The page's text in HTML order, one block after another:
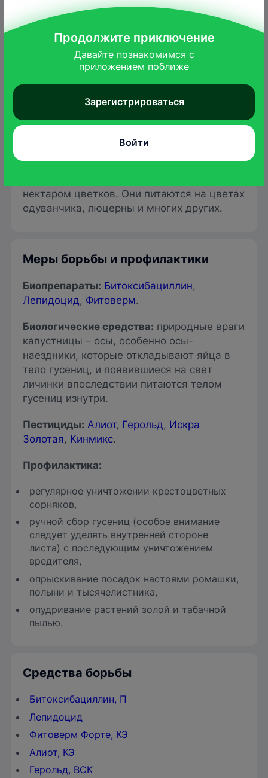
Luis Miguel Bugallo Sánchez/commons.wikimedia.org
Перед откладыванием яиц бабочкам
нектаром цветков. Они питаются на цветах
одуванчика, люцерны и многих других.
Меры борьбы и профилактики
Биопрепараты: Битоксибациллин,
Лепидоцид, Фитоверм.
Биологические средства: природные враги
капустницы – осы, особенно осы-
наездники, которые откладывают яйца в
тело гусениц, и появившиеся на свет
личинки впоследствии питаются телом
гусениц изнутри.
Пестициды: Алиот, Герольд, Искра
Золотая, Кинмикс.
Профилактика:
регулярное уничтожении крестоцветных
сорняков,
ручной сбор гусениц (особое внимание
следует уделять внутренней стороне
листа) с последующим уничтожением
вредителя,
опрыскивание посадок настоями ромашки,
полыни и тысячелистника,
опудривание растений золой и табачной
пылью.
Средства борьбы
Битоксибациллин, П
Лепидоцид
Фитоверм Форте, КЭ
Алиот, КЭ
Герольд, ВСК
Продолжите приключение
Давайте познакомимся с
приложением поближе
Зарегистрироваться
Войти